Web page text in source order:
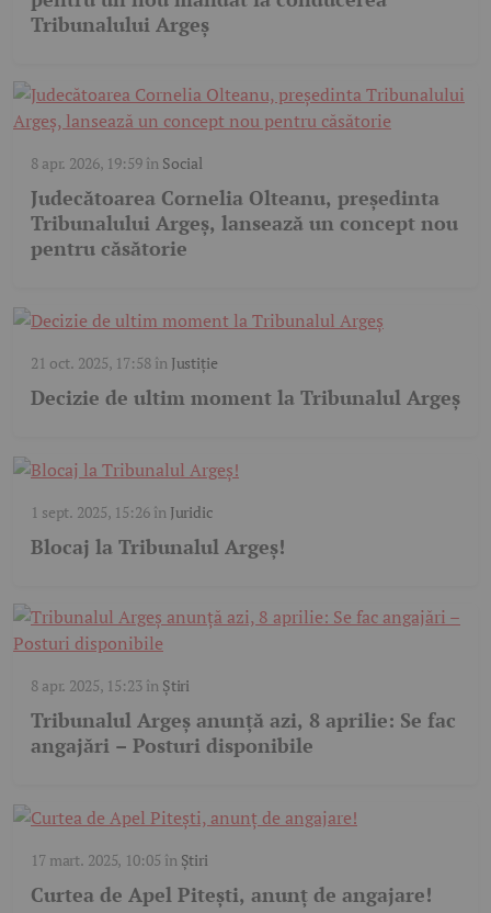
Tribunalului Argeș
8 apr. 2026, 19:59în Social
Judecătoarea Cornelia Olteanu, președinta
Tribunalului Argeș, lansează un concept nou
pentru căsătorie
21 oct. 2025, 17:58în Justiție
Decizie de ultim moment la Tribunalul Argeș
1 sept. 2025, 15:26în Juridic
Blocaj la Tribunalul Argeș!
8 apr. 2025, 15:23în Știri
Tribunalul Argeș anunță azi, 8 aprilie: Se fac
angajări – Posturi disponibile
17 mart. 2025, 10:05 în Știri
Curtea de Apel Pitești, anunț de angajare!